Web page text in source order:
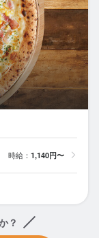
時給： 1,140円〜
？